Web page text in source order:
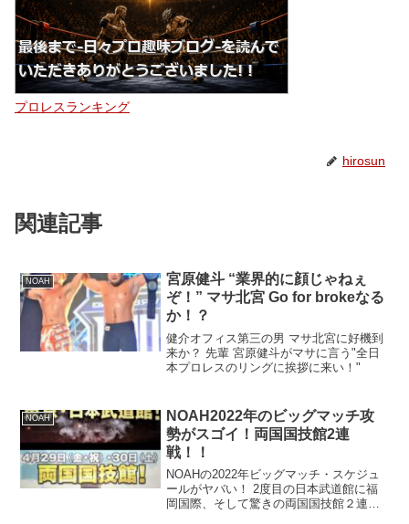
プロレスランキング
hirosun
関連記事
NOAH
宮原健斗 “業界的に顔じゃねぇ
ぞ！” マサ北宮 Go for brokeなる
か！？
健介オフィス第三の男 マサ北宮に好機到
来か？ 先輩 宮原健斗がマサに言う"全日
本プロレスのリングに挨拶に来い！"
NOAH
NOAH2022年のビッグマッチ攻
勢がスゴイ！両国国技館2連
戦！！
NOAHの2022年ビッグマッチ・スケジュ
ールがヤバい！ 2度目の日本武道館に福
岡国際、そして驚きの両国国技館２連戦